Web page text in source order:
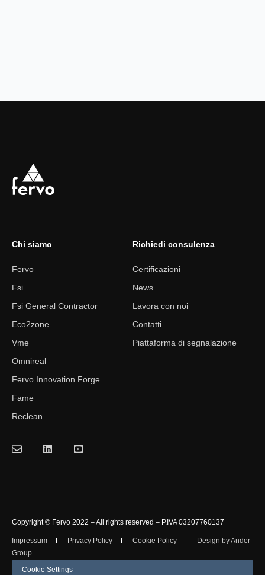
Chi siamo
Fervo
Fsi
Fsi General Contractor
Eco2zone
Vme
Omnireal
Fervo Innovation Forge
Fame
Reclean
Richiedi consulenza
Certificazioni
News
Lavora con noi
Contatti
Piattaforma di segnalazione
Copyright © Fervo 2022 – All rights reserved – P.IVA 03207760137
Impressum Privacy Policy Cookie Policy
Design by Ander
Group
Cookie Settings